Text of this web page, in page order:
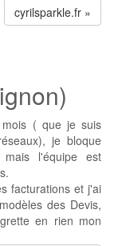
cyrilsparkle.fr »
mois ( que je suis
je bloque
l'équipe est
facturations et j'ai
des Devis,
en rien mon